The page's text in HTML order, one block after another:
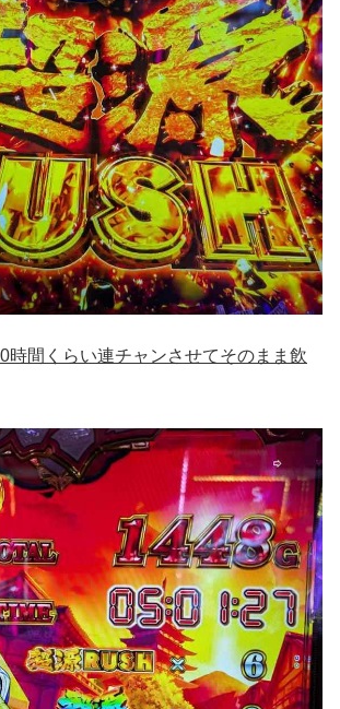
時間くらい連チャンさせてそのまま 飲